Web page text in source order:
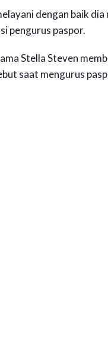
dengan baik
pengurus paspor.
Stella Steven
saat mengurus